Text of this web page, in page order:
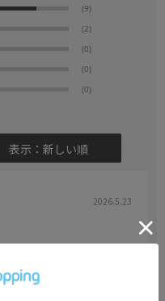
(9)
(2)
(0)
(0)
(0)
表示：新しい順
2026.5.23